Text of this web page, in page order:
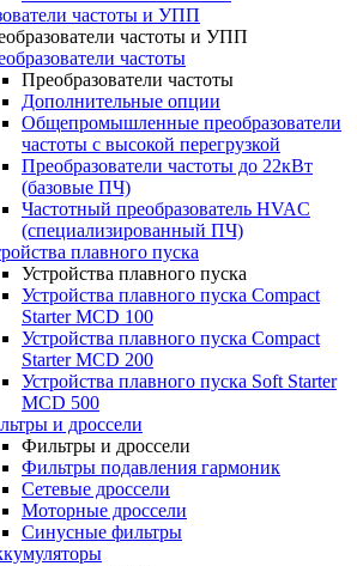
частоты и УПП
частоты и УПП
частоты
Преобразователи частоты
Дополнительные опции
Общепромышленные преобразователи
частоты с высокой перегрузкой
Преобразователи частоты до 22кВт
(базовые ПЧ)
Частотный преобразователь HVAC
(специализированный ПЧ)
плавного пуска
Устройства плавного пуска
Устройства плавного пуска Compact
Starter MCD 100
Устройства плавного пуска Compact
Starter MCD 200
Устройства плавного пуска Soft Starter
MCD 500
и дроссели
Фильтры и дроссели
Фильтры подавления гармоник
Сетевые дроссели
Моторные дроссели
Синусные фильтры